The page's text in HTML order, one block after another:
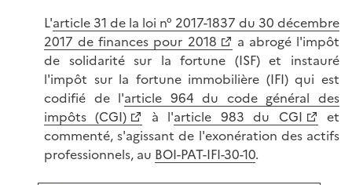
L'article 31 de la loi n° 2017-1837 du 30 décembre
2017 de finances pour 2018
a abrogé l'impôt
de solidarité sur la fortune (ISF) et instauré
l'impôt sur la fortune immobilière (IFI) qui est
codifié de l'article 964 du code général des
impôts (CGI)
à l'article 983 du CGI
et
commenté, s'agissant de l'exonération des actifs
professionnels, au BOI-PAT-IFI-30-10.